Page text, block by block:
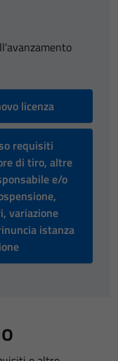
licenza
requisiti
di tiro, altre
e/o
variazione
istanza